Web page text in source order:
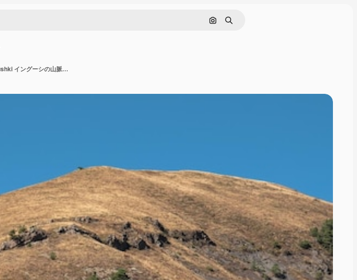
画像で検索
検索
コーカサス山脈の晴れた日の午後 中世の塔の複合体 Vovnushki イングーシの山脈の端に位置する本格的な中世の城型の塔の村の 1 つ